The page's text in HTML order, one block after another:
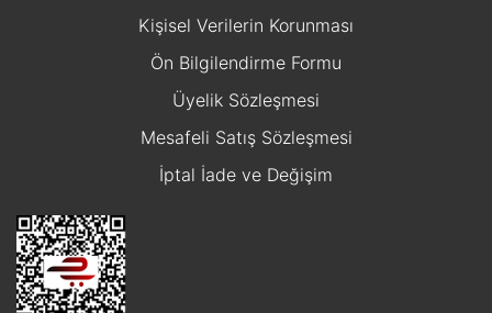
Kişisel Verilerin Korunması
Ön Bilgilendirme Formu
Üyelik Sözleşmesi
Mesafeli Satış Sözleşmesi
İptal İade ve Değişim